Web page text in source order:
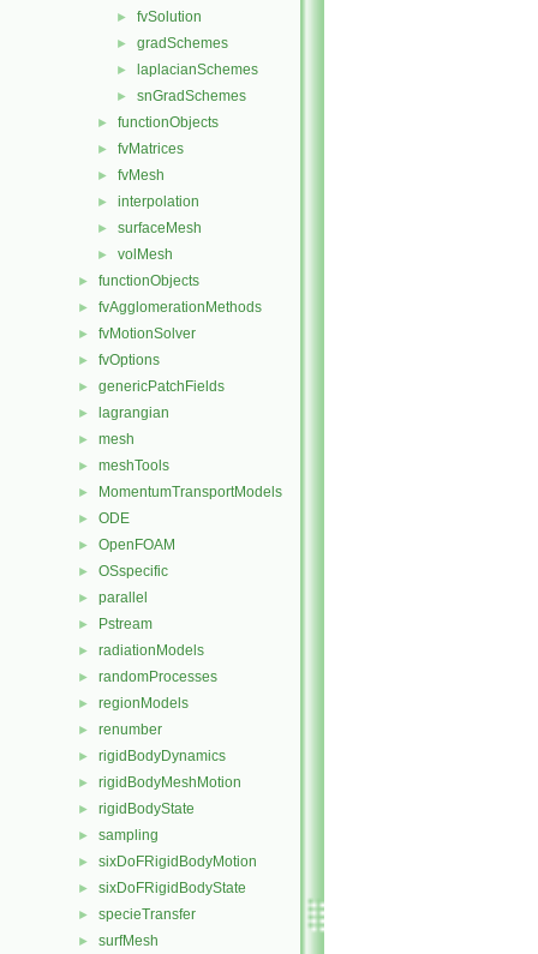
► fvSolution
► gradSchemes
► laplacianSchemes
► snGradSchemes
► functionObjects
► fvMatrices
► fvMesh
► interpolation
► surfaceMesh
► volMesh
► functionObjects
► fvAgglomerationMethods
► fvMotionSolver
► fvOptions
► genericPatchFields
► lagrangian
► mesh
► meshTools
► MomentumTransportModels
► ODE
► OpenFOAM
► OSspecific
► parallel
► Pstream
► radiationModels
► randomProcesses
► regionModels
► renumber
► rigidBodyDynamics
► rigidBodyMeshMotion
► rigidBodyState
► sampling
► sixDoFRigidBodyMotion
► sixDoFRigidBodyState
► specieTransfer
► surfMesh